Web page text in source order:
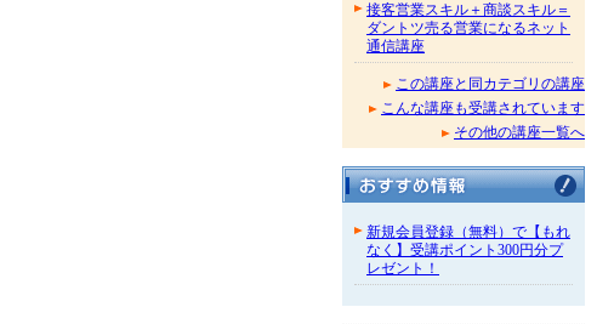
接客営業スキル＋商談スキル＝
ダントツ売る営業になるネット
通信講座
この講座と同カテゴリの講座
こんな講座も受講されています
その他の講座一覧へ
新規会員登録（無料）で【もれ
なく】受講ポイント300円分プ
レゼント！